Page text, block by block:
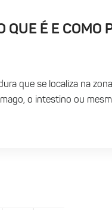
QUE É E COMO
que se localiza na
o intestino ou